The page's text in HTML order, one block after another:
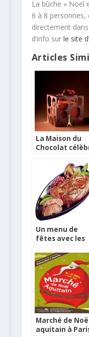
La bûche « Noël
6 à 8
directement
d’info sur le site
Articles
La Maison du
Chocolat
Un menu de
fêtes avec les
Toupargel
Marché de
aquitain à